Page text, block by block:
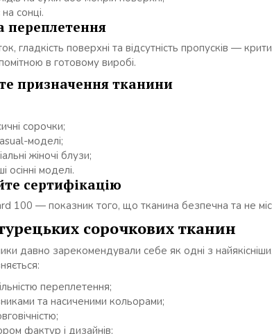
сонці.
переплетення
гладкість поверхні та відсутність пропусків —
в готовому виробі.
призначення тканини
сорочки;
моделі;
жіночі блузи;
осінні моделі.
сертифікацію
100 — показник того, що тканина безпечна та не
сорочкових тканин
давно зарекомендували себе як одні з
переплетення;
та насиченими кольорами;
фактур і дизайнів;